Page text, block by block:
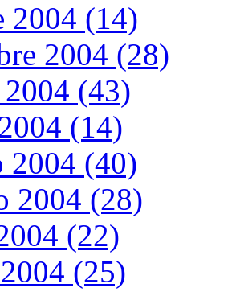
2004 (14)
2004 (28)
2004 (43)
(14)
2004 (40)
2004 (28)
(22)
(25)